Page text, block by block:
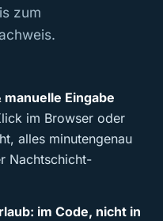
zum
Eingabe
im Browser oder
alles minutengenau
Nachtschicht-
im Code, nicht in